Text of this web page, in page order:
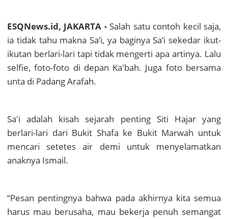
ESQNews.id, JAKARTA -Salah satu contoh kecil saja,
ia tidak tahu makna Sa’i, ya baginya Sa’i sekedar ikut-
ikutan berlari-lari tapi tidak mengerti apa artinya. Lalu
selfie, foto-foto di depan Ka'bah. Juga foto bersama
unta di Padang Arafah.
Sa'i adalah kisah sejarah penting Siti Hajar yang
berlari-lari dari Bukit Shafa ke Bukit Marwah untuk
mencari setetes air demi untuk menyelamatkan
anaknya Ismail.
“Pesan pentingnya bahwa pada akhirnya kita semua
harus mau berusaha, mau bekerja penuh semangat